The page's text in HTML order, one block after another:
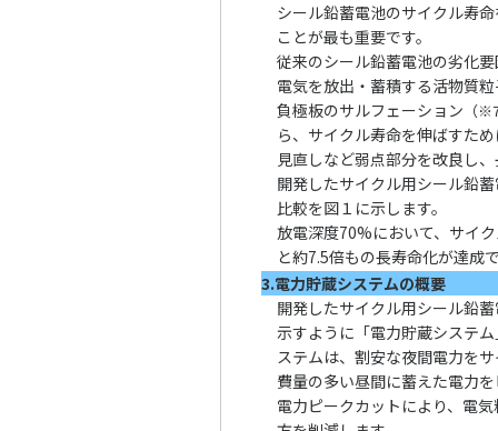
シール鉛蓄電池のサイクル寿
ことが最も重要です。
従来のシール鉛蓄電池の劣化
電気を放出・蓄積する活物質
負極板のサルフェーション （
ら、サイクル寿命を伸ばすた
見直しなど弱点部分を改良し
開発したサイクル用シール鉛
比較を図１ に示します。
放電深度70%において、サイ
と約7.5倍もの長寿命化が達成
3.電力貯蔵システムの概要
開発したサイクル用シール鉛
示すように「電力貯蔵システ
ステムは、割安な夜間電力を
費量の多い昼間に蓄えた電力
電力ピークカットにより、電